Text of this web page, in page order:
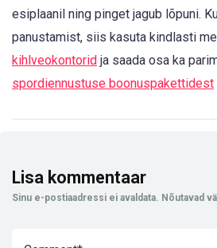
esiplaanil ning pinget jagub lõpuni.
panustamist, siis kasuta kindlasti
kihlveokontorid ja saada osa ka
spordiennustuse boonuspakettidest
Lisa kommentaar
Sinu e-postiaadressi ei avaldata. Nõutavad